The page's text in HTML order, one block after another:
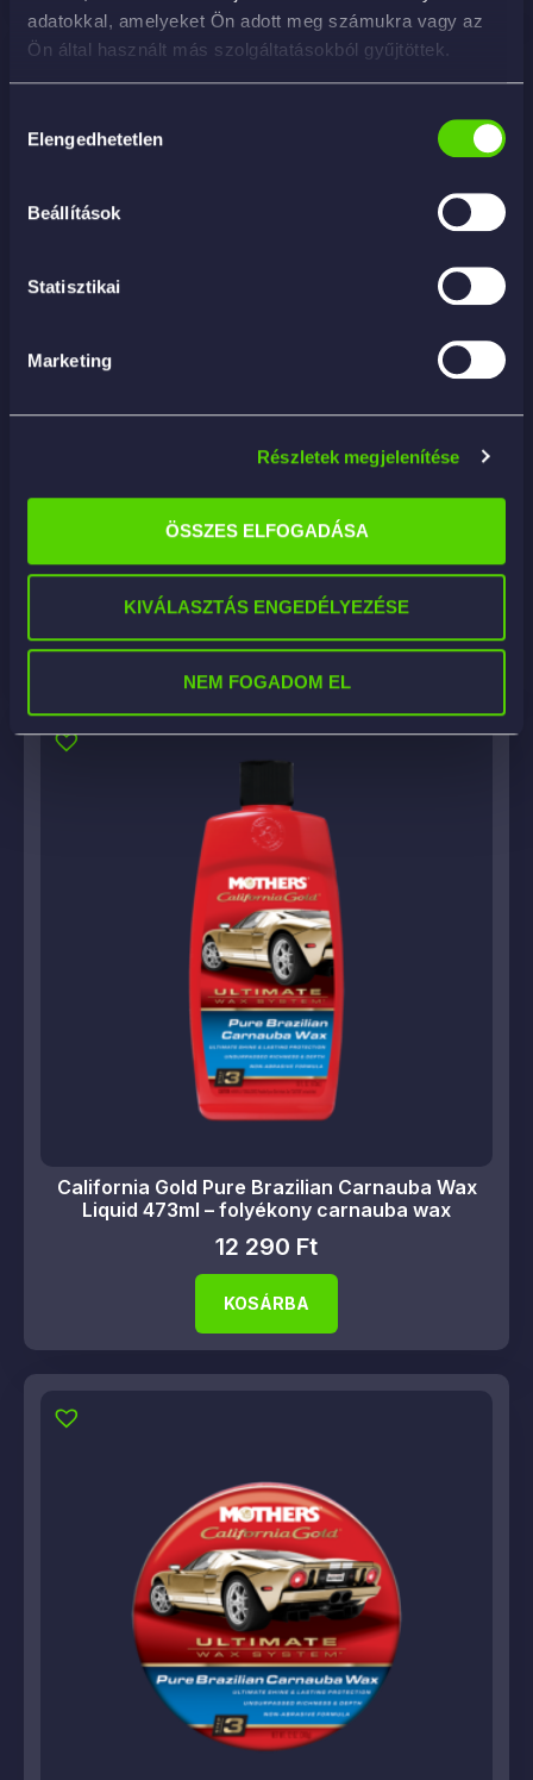
adatokkal, amelyeket Ön adott meg számukra vagy az
Ön által használt más szolgáltatásokból gyűjtöttek.
kiválasztása
Elengedhetetlen
Beállítások
Statisztikai
Marketing
Részletek megjelenítése
ÖSSZES ELFOGADÁSA
KIVÁLASZTÁS ENGEDÉLYEZÉSE
NEM FOGADOM EL
Glass 355ml – üvegpolírozó paszta
8 190Ft
California Gold Pure Brazilian Carnauba Wax
Liquid 473ml – folyékony carnauba wax
12 290 Ft
KOSÁRBA